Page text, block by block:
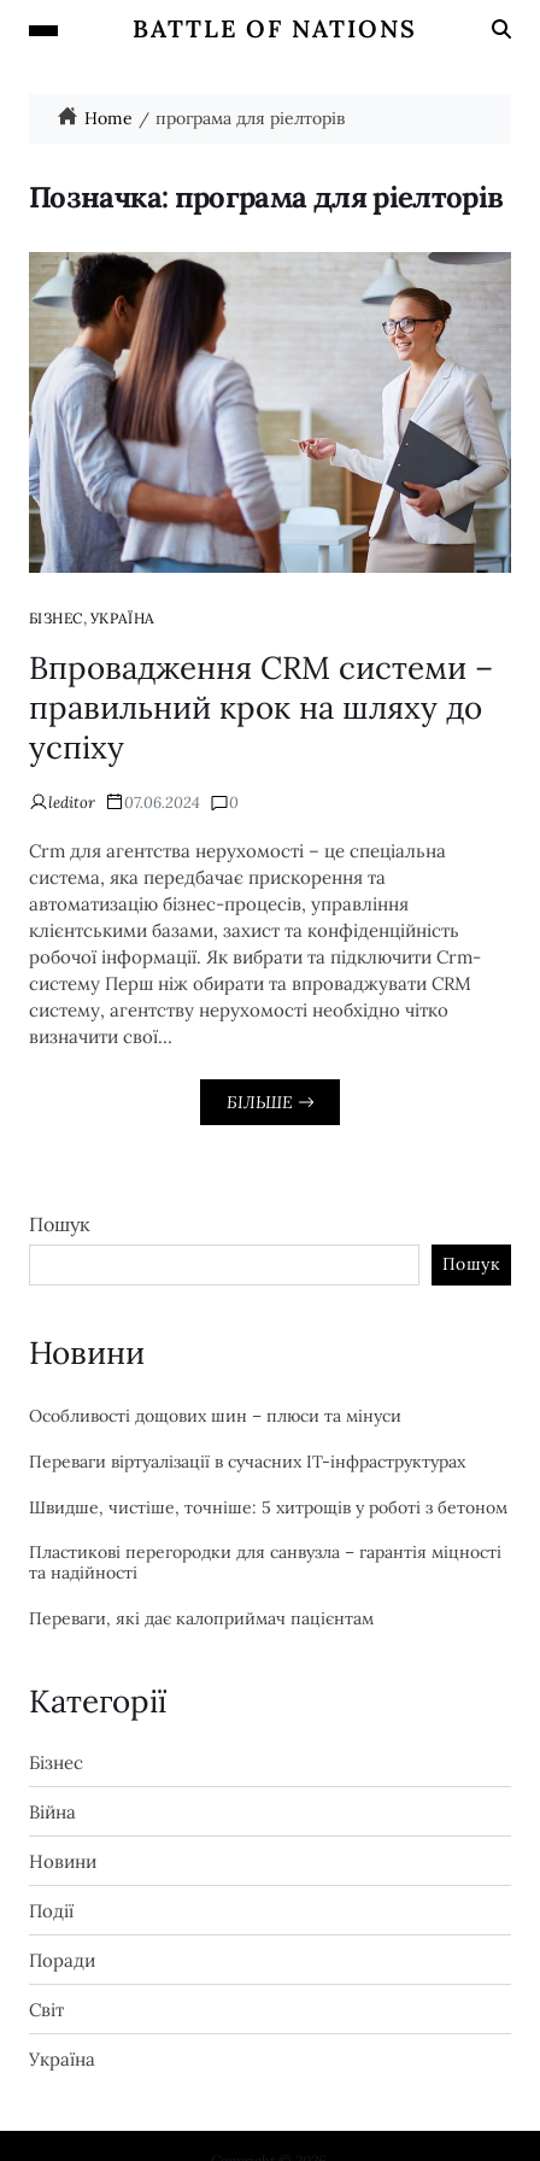
BATTLE OF NATIONS
Home програма для ріелторів
Позначка: програма для ріелторів
БІЗНЕС, УКРАЇНА
Впровадження CRM системи –
правильний крок на шляху до
успіху
leditor 07.06.2024 0
Сrm для агентства нерухомості – це спеціальна
система, яка передбачає прискорення та
автоматизацію бізнес-процесів, управління
клієнтськими базами, захист та конфіденційність
робочої інформації. Як вибрати та підключити Сrm-
систему Перш ніж обирати та впроваджувати CRM
систему, агентству нерухомості необхідно чітко
визначити свої…
БІЛЬШЕ
Пошук
Пошук
Новини
Особливості дощових шин – плюси та мінуси
Переваги віртуалізації в сучасних IT-інфраструктурах
Швидше, чистіше, точніше: 5 хитрощів у роботі з бетоном
Пластикові перегородки для санвузла – гарантія міцності
та надійності
Переваги, які дає калоприймач пацієнтам
Категорії
Бізнес
Війна
Новини
Події
Поради
Світ
Україна